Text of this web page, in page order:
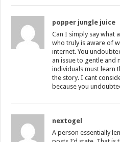
popper jungle juice
Can I simply say what
who truly is aware of
internet. You
an issue to gentle and
individuals must learn
the story. I cant
because you
nextogel
A person essentially